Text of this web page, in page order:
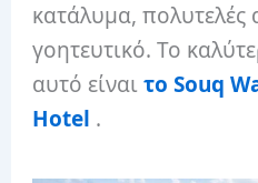
κατάλυμα, πολυτελές
γοητευτικό. Το
αυτό είναιτο Souq
Hotel .